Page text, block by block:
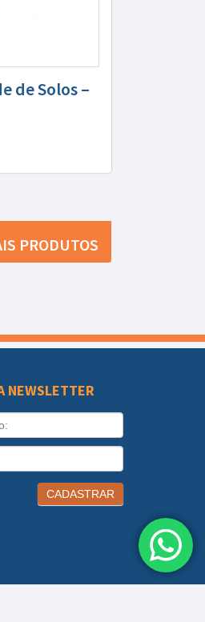
de Solos –
PRODUTOS
NEWSLETTER